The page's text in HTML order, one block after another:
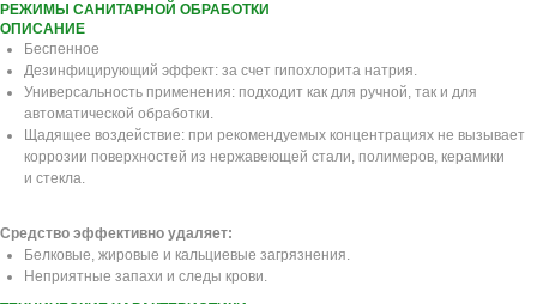
РЕЖИМЫ САНИТАРНОЙ ОБРАБОТКИ
ОПИСАНИЕ
Беспенное
Дезинфицирующий эффект: за счет гипохлорита натрия.
Универсальность применения: подходит как для ручной, так и для
автоматической обработки.
Щадящее воздействие: при рекомендуемых концентрациях не вызывает
коррозии поверхностей из нержавеющей стали, полимеров, керамики
и стекла.
Средство эффективно удаляет:
Белковые, жировые и кальциевые загрязнения.
Неприятные запахи и следы крови.